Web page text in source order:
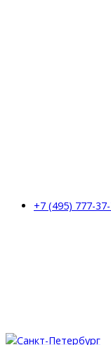
+7 (495) 777-37-